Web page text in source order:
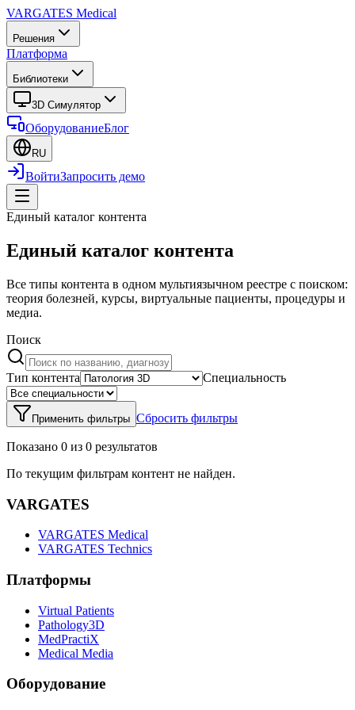
VARGATES Medical
Решения
Платформа
Библиотеки
3D Симулятор
ОборудованиеБлог
RU
ВойтиЗапросить демо
Единый каталог контента
Единый каталог контента
Все типы контента в одном мультиязычном реестре с поиском:
теория болезней, курсы, виртуальные пациенты, процедуры и
медиа.
Поиск
Тип контента Специальность
Применить фильтры Сбросить фильтры
Показано 0 из 0 результатов
По текущим фильтрам контент не найден.
VARGATES
VARGATES Medical
VARGATES Technics
Платформы
Virtual Patients
Pathology3D
MedPractiX
Medical Media
Оборудование